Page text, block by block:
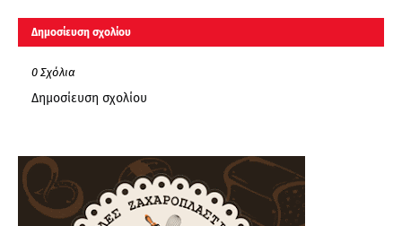
Δημοσίευση σχολίου
0 Σχόλια
Δημοσίευση σχολίου